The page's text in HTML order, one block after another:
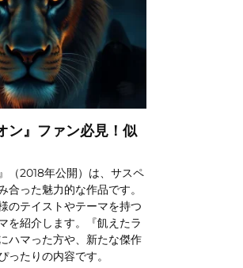
ン』ファン必見！似
（2018年公開）は、サスペ
合った魅力的な作品です。
のテイストやテーマを持つ
を紹介します。『飢えたラ
ハマった方や、新たな傑作
ったりの内容です。